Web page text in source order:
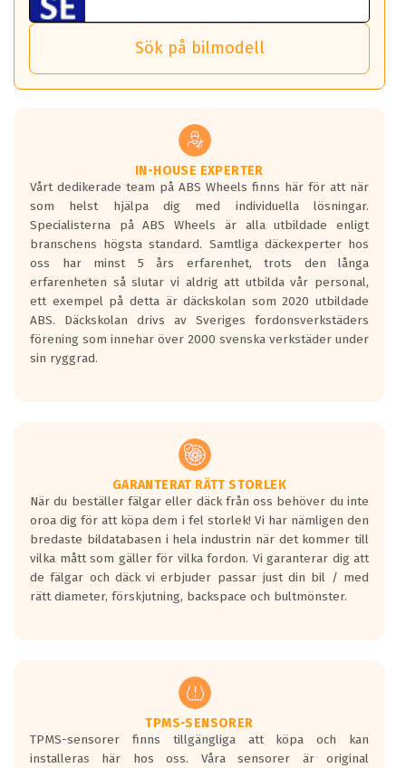
Det sparar dig tid och pengar.
*PCD står för pitch circle diameter / Bultmönster.
Viktigt att Bult respektive mutter är av storlek (17mm hylsa
Genom att du anger ditt registreringsnummer kan vi matcha
och garantera att tillbehören passar till 100%
vid åtdragning av hjulbultarna.
Sensorn sitter inne i hjulet och skickar signaler om lufttryck
och temperatur till din instrumentpanel.
TPMS gör det enkelt att ha koll på att dina däck håller rätt
tryck. Skulle du tappa tryck i något däck varnar TPMS dig
om detta.
helt kort att du som förare alltid ska ha koll på lufttrycket i
Samtliga ABS Wheels fälgar är kompatibla med TPMS
sensorer.
Sök på bilmodell
IN-HOUSE EXPERTER
Vårt dedikerade team på ABS Wheels finns här för att när
som helst hjälpa dig med individuella lösningar.
Specialisterna på ABS Wheels är alla utbildade enligt
branschens högsta standard. Samtliga däckexperter hos
oss har minst 5 års erfarenhet, trots den långa
erfarenheten så slutar vi aldrig att utbilda vår personal,
ett exempel på detta är däckskolan som 2020 utbildade
ABS. Däckskolan drivs av Sveriges fordonsverkstäders
förening som innehar över 2000 svenska verkstäder under
sin ryggrad.
GARANTERAT RÄTT STORLEK
När du beställer fälgar eller däck från oss behöver du inte
oroa dig för att köpa dem i fel storlek! Vi har nämligen den
bredaste bildatabasen i hela industrin när det kommer till
vilka mått som gäller för vilka fordon. Vi garanterar dig att
de fälgar och däck vi erbjuder passar just din bil / med
rätt diameter, förskjutning, backspace och bultmönster.
TPMS-SENSORER
TPMS-sensorer finns tillgängliga att köpa och kan
installeras här hos oss. Våra sensorer är original